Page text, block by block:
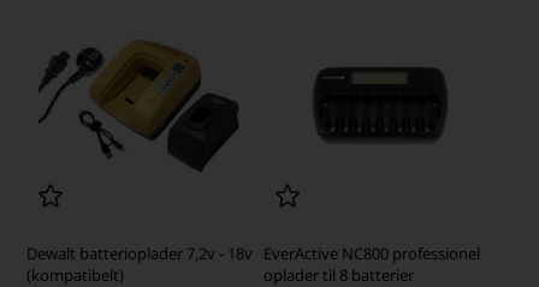
Dewalt batterioplader 7,2v - 18v
(kompatibelt)
EverActive NC800 professionel
oplader til 8 batterier